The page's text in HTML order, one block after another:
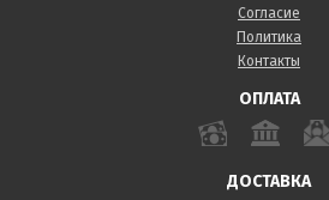
Согласие
Политика
Контакты
ОПЛАТА
ДОСТАВКА